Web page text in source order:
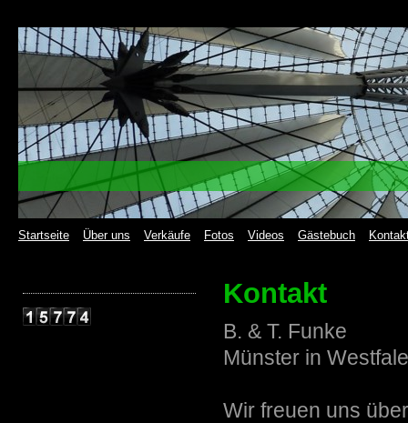
Startseite Über uns Verkäufe Fotos Videos Gästebuch
Kontakt
B. & T. Funke
Münster in
Wir freuen uns